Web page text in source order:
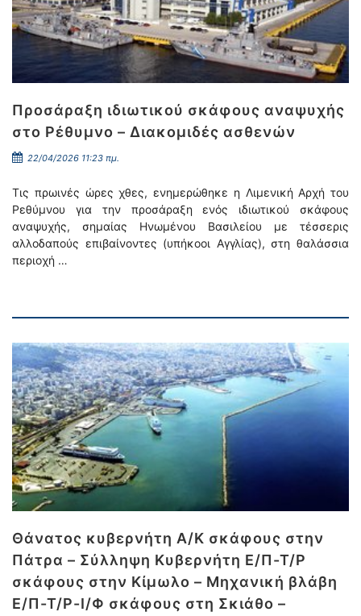
Προσάραξη ιδιωτικού σκάφους αναψυχής
στο Ρέθυμνο – Διακομιδές ασθενών
22/04/2026 11:23 πμ.
Τις πρωινές ώρες χθες, ενημερώθηκε η Λιμενική Αρχή του
Ρεθύμνου για την προσάραξη ενός ιδιωτικού σκάφους
αναψυχής, σημαίας Ηνωμένου Βασιλείου με τέσσερις
αλλοδαπούς επιβαίνοντες (υπήκοοι Αγγλίας), στη θαλάσσια
περιοχή …
Θάνατος κυβερνήτη Α/Κ σκάφους στην
Πάτρα – Σύλληψη Κυβερνήτη Ε/Π-Τ/Ρ
σκάφους στην Κίμωλο – Μηχανική βλάβη
Ε/Π-Τ/Ρ-Ι/Φ σκάφους στη Σκιάθο –